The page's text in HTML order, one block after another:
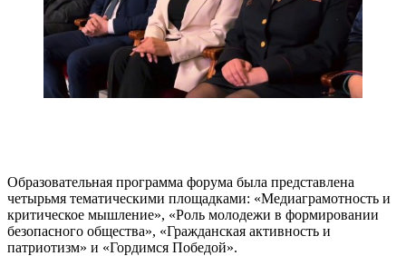
Образовательная программа форума была представлена
четырьмя тематическими площадками: «Медиаграмотность и
критическое мышление», «Роль молодежи в формировании
безопасного общества», «Гражданская активность и
патриотизм» и «Гордимся Победой».